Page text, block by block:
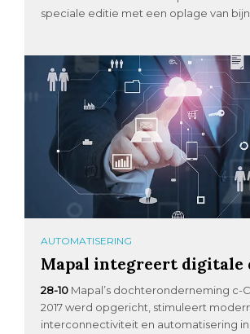
speciale editie met een oplage van
AUTOMATISERING
Mapal integreert digitale
28-10 Mapal’s dochteronderneming c-
2017 werd opgericht, stimuleert
interconnectiviteit en automatisering